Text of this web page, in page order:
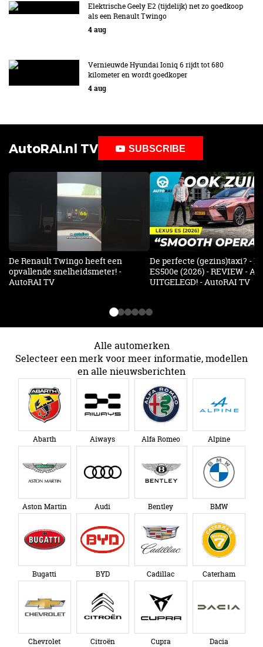
Elektrische Geely E2 (tijdelijk) net zo goedkoop
als een Renault Twingo
4 aug
Vernieuwde Hyundai Ioniq 6 rijdt tot 680
kilometer en wordt goedkoper
4 aug
AutoRAI.nl TV SUBSCRIBE
De Renault Twingo heeft een
opvallende snelheidsmeter! -
AutoRAI TV
De perfecte (gezins)taxi? -
ES500e (2026) - REVIEW -
UITGELEGD! - AutoRAI TV
Alle automerken
Selecteer een merk voor meer informatie, modellen
en alle nieuwsberichten
Abarth Aiways Alfa Romeo Alpine
Aston Martin Audi Bentley BMW
Bugatti BYD Cadillac Caterham
Chevrolet Citroën Cupra Dacia